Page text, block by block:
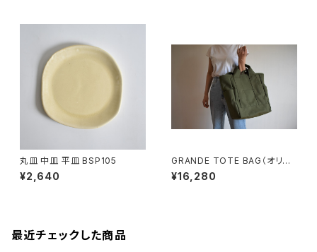
丸皿 中皿 平皿 BSP105
¥2,640
GRANDE TOTE BAG（オリー
ブ/カーキ）
¥16,280
最近チェックした商品